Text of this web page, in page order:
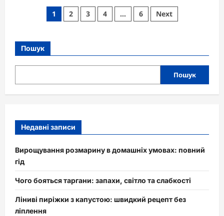
Чим
займається
кримінальна
Пагінація
1 2 3 4 … 6 Next
Пошук
Пошук
Недавні записи
Вирощування розмарину в домашніх умовах: повний
гід
Чого бояться таргани: запахи, світло та слабкості
Ліниві пиріжки з капустою: швидкий рецепт без
ліплення